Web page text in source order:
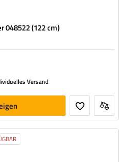
048522 (122 cm)
Versand